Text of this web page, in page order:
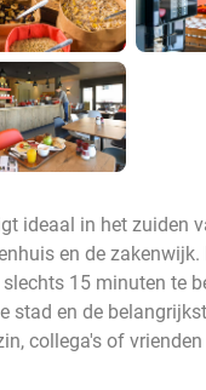
ideaal in het zuiden
en de
15 minuten te
stad en de
collega's of